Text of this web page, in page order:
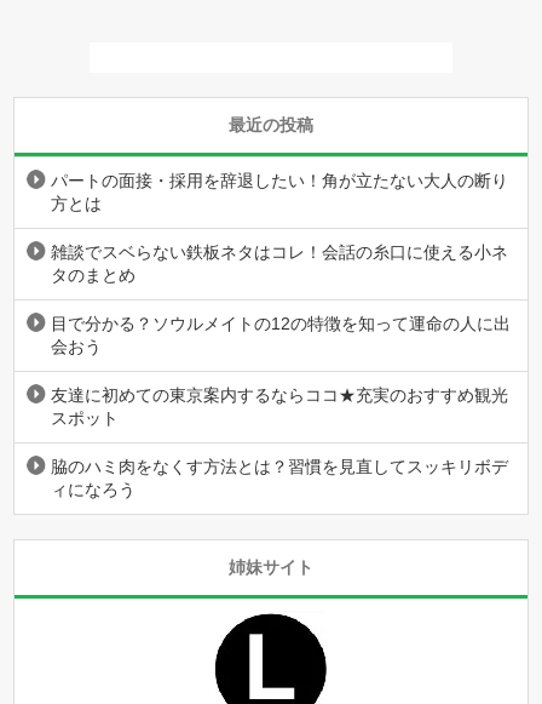
最近の投稿
パートの面接・採用を辞退したい！角が立たない大人の断り
方とは
雑談でスベらない鉄板ネタはコレ！会話の糸口に使える小ネ
タのまとめ
目で分かる？ソウルメイトの12の特徴を知って運命の人に出
会おう
友達に初めての東京案内するならココ★充実のおすすめ観光
スポット
脇のハミ肉をなくす方法とは？習慣を見直してスッキリボデ
ィになろう
姉妹サイト